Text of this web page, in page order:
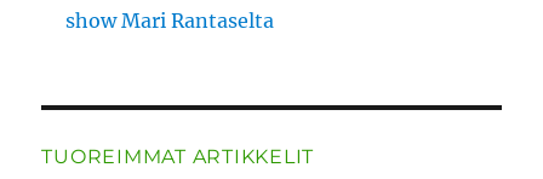
show Mari Rantaselta
TUOREIMMAT ARTIKKELIT